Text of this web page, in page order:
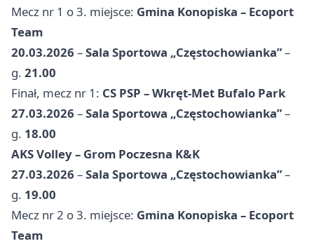
Mecz nr 1 o 3. miejsce: Gmina Konopiska – Ecoport
Team
20.03.2026 –Sala Sportowa „Częstochowianka”–
g. 21.00
Finał, mecz nr 1: CS PSP – Wkręt-Met Bufalo Park
27.03.2026 –Sala Sportowa „Częstochowianka”–
g. 18.00
AKS Volley – Grom Poczesna K&K
27.03.2026 –Sala Sportowa „Częstochowianka”–
g. 19.00
Mecz nr 2 o 3. miejsce: Gmina Konopiska – Ecoport
Team